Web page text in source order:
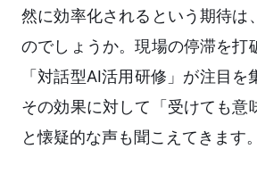
然に効率化されるという期待は
のでしょうか。現場の停滞を打
「対話型AI活用研修」が注目を
その効果に対して「受けても意
と懐疑的な声も聞こえてきます。